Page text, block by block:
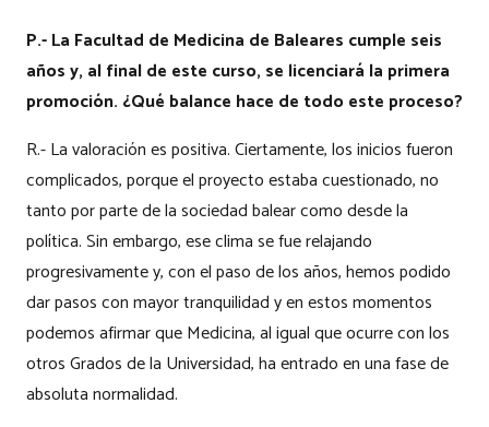
P.- La Facultad de Medicina de Baleares cumple seis
años y, al final de este curso, se licenciará la primera
promoción. ¿Qué balance hace de todo este proceso?
R.- La valoración es positiva. Ciertamente, los inicios fueron
complicados, porque el proyecto estaba cuestionado, no
tanto por parte de la sociedad balear como desde la
política. Sin embargo, ese clima se fue relajando
progresivamente y, con el paso de los años, hemos podido
dar pasos con mayor tranquilidad y en estos momentos
podemos afirmar que Medicina, al igual que ocurre con los
otros Grados de la Universidad, ha entrado en una fase de
absoluta normalidad.